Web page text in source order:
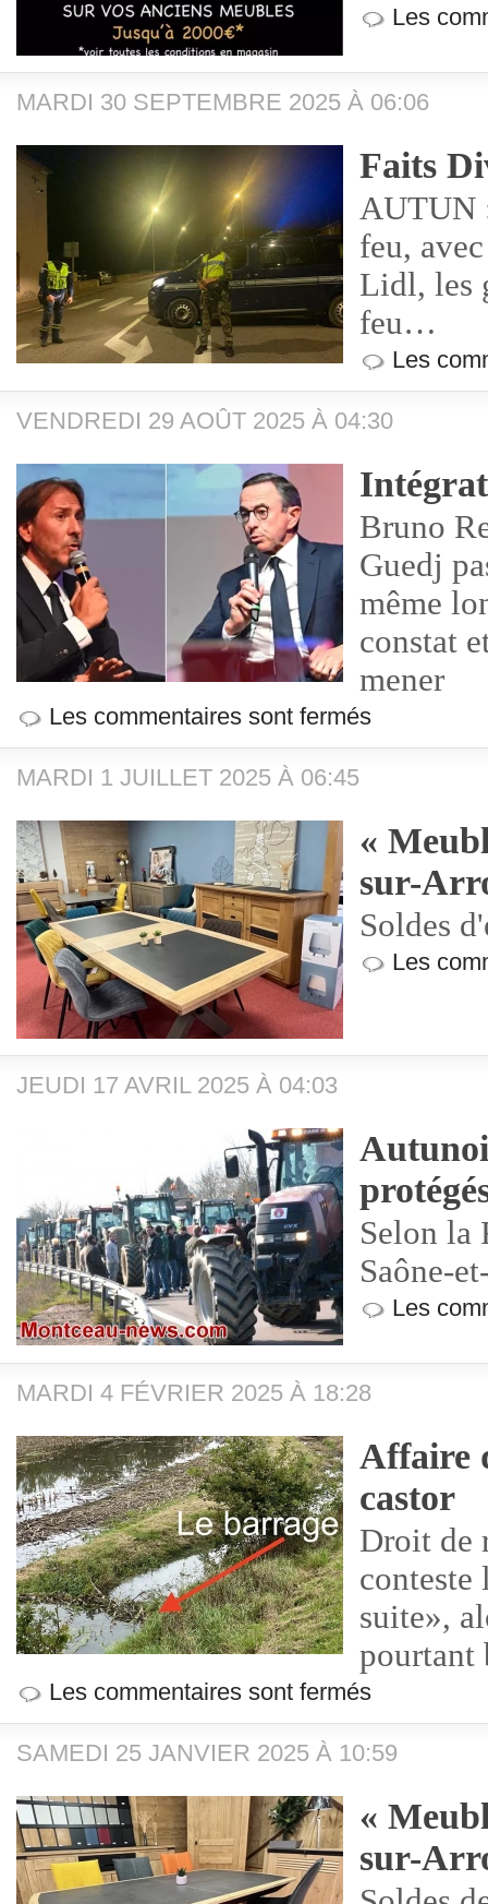
Les
MARDI 30 SEPTEMBRE 2025 À 06:06
Faits
AUTUN
feu,
Lidl, les
feu…
Les
VENDREDI 29 AOÛT 2025 À 04:30
Bruno
Guedj
même
constat
mener
Les commentaires sont fermés
MARDI 1 JUILLET 2025 À 06:45
«
sur-
Soldes
Les
JEUDI 17 AVRIL 2025 À 04:03
Selon la
Saône-
Les
MARDI 4 FÉVRIER 2025 À 18:28
Affaire
castor
Droit de
conteste
suite»,
Les commentaires sont fermés
SAMEDI 25 JANVIER 2025 À 10:59
«
sur-